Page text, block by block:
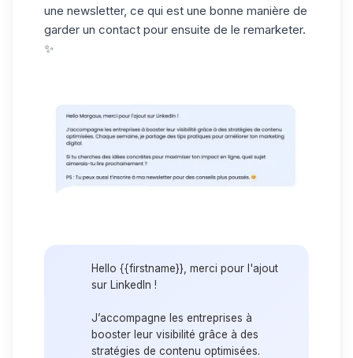
une newsletter, ce qui est une bonne manière de
garder un contact pour ensuite de le remarketer.
✨
Hello {{firstname}}, merci pour l'ajout
sur LinkedIn !
J’accompagne les entreprises à
booster leur visibilité grâce à des
stratégies de contenu optimisées.